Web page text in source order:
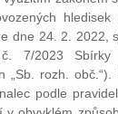
hledisek
dne 24. 2. 2022,
7/2023
„Sb. rozh.
podle